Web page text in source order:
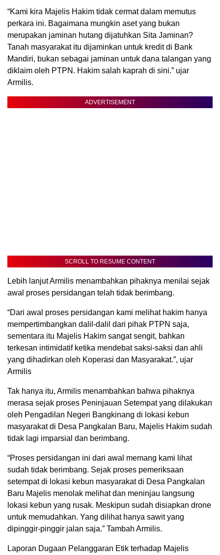
“Kami kira Majelis Hakim tidak cermat dalam memutus
perkara ini. Bagaimana mungkin aset yang bukan
merupakan jaminan hutang dijatuhkan Sita Jaminan?
Tanah masyarakat itu dijaminkan untuk kredit di Bank
Mandiri, bukan sebagai jaminan untuk dana talangan yang
diklaim oleh PTPN. Hakim salah kaprah di sini.” ujar
Armilis.
ADVERTISEMENT
SCROLL TO RESUME CONTENT
Lebih lanjut Armilis menambahkan pihaknya menilai sejak
awal proses persidangan telah tidak berimbang.
“Dari awal proses persidangan kami melihat hakim hanya
mempertimbangkan dalil-dalil dari pihak PTPN saja,
sementara itu Majelis Hakim sangat sengit, bahkan
terkesan intimidatif ketika mendebat saksi-saksi dan ahli
yang dihadirkan oleh Koperasi dan Masyarakat.”, ujar
Armilis
Tak hanya itu, Armilis menambahkan bahwa pihaknya
merasa sejak proses Peninjauan Setempat yang dilakukan
oleh Pengadilan Negeri Bangkinang di lokasi kebun
masyarakat di Desa Pangkalan Baru, Majelis Hakim sudah
tidak lagi imparsial dan berimbang.
“Proses persidangan ini dari awal memang kami lihat
sudah tidak berimbang. Sejak proses pemeriksaan
setempat di lokasi kebun masyarakat di Desa Pangkalan
Baru Majelis menolak melihat dan meninjau langsung
lokasi kebun yang rusak. Meskipun sudah disiapkan drone
untuk memudahkan. Yang dilihat hanya sawit yang
dipinggir-pinggir jalan saja.” Tambah Armilis.
Laporan Dugaan Pelanggaran Etik terhadap Majelis